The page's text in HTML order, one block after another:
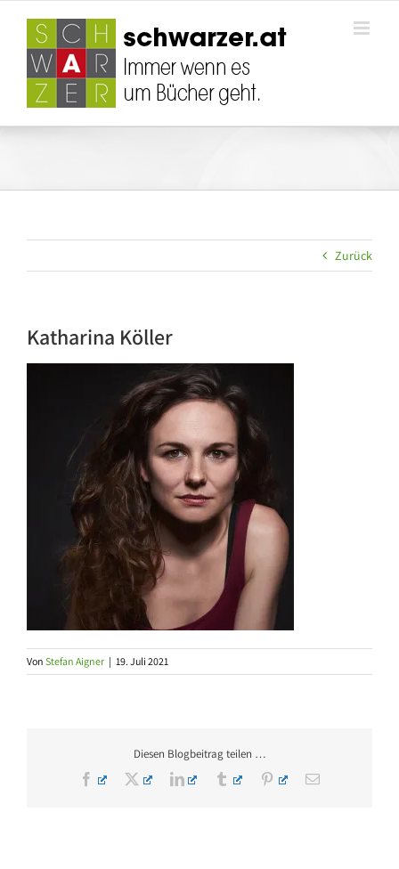
springen
Zurück
Katharina Köller
Von Stefan Aigner | 19. Juli 2021
Diesen Blogbeitrag teilen …
Facebook
X LinkedInTumblr PinterestE-